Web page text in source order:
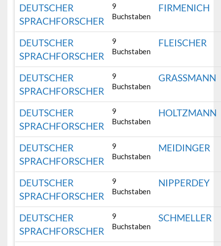
DEUTSCHER
SPRACHFORSCHER
9
Buchstaben
FIRMENICH
DEUTSCHER
SPRACHFORSCHER
9
Buchstaben
FLEISCHER
DEUTSCHER
SPRACHFORSCHER
9
Buchstaben
GRASSMANN
DEUTSCHER
SPRACHFORSCHER
9
Buchstaben
HOLTZMANN
DEUTSCHER
SPRACHFORSCHER
9
Buchstaben
MEIDINGER
DEUTSCHER
SPRACHFORSCHER
9
Buchstaben
NIPPERDEY
DEUTSCHER
SPRACHFORSCHER
9
Buchstaben
SCHMELLER